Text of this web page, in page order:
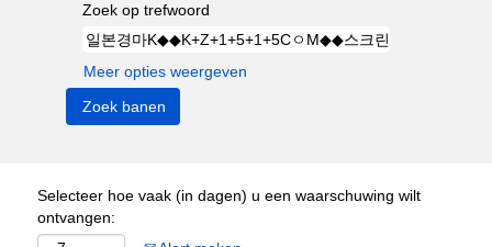
Zoek op trefwoord
Meer opties weergeven
Selecteer hoe vaak (in dagen) u een waarschuwing wilt
ontvangen: